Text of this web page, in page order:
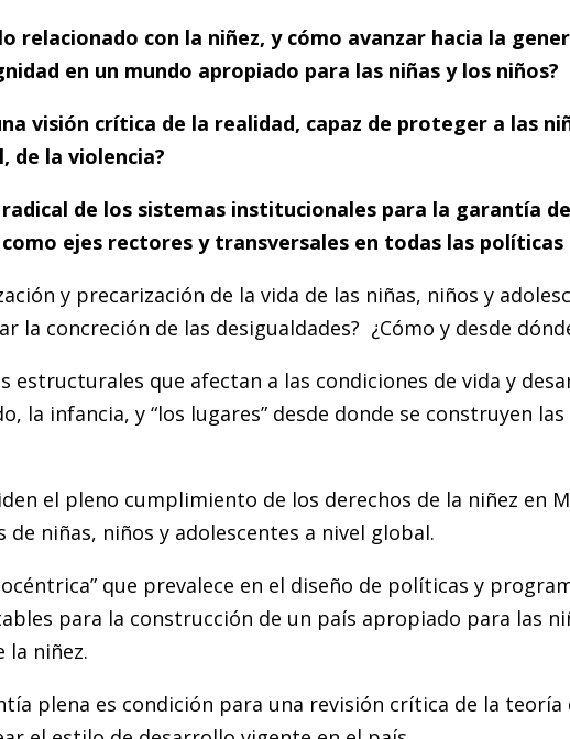
con la niñez, y cómo avanzar hacia la
en un mundo apropiado para las niñas y los niños?
visión crítica de la realidad, capaz de proteger a las
de la violencia?
de los sistemas institucionales para la garantía de
ejes rectores y transversales en todas las políticas
y precarización de la vida de las niñas, niños y
la concreción de las desigualdades? ¿Cómo y desde
que afectan a las condiciones de vida y
la infancia, y “los lugares” desde donde se construyen
el pleno cumplimiento de los derechos de la niñez en
niñas, niños y adolescentes a nivel global.
que prevalece en el diseño de políticas y
para la construcción de un país apropiado para las
la niñez.
plena es condición para una revisión crítica de la teoría